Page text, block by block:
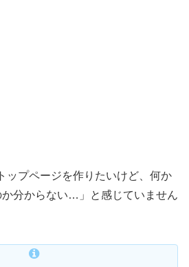
ップページを作りたいけど、何か
か分からない…」と感じていません